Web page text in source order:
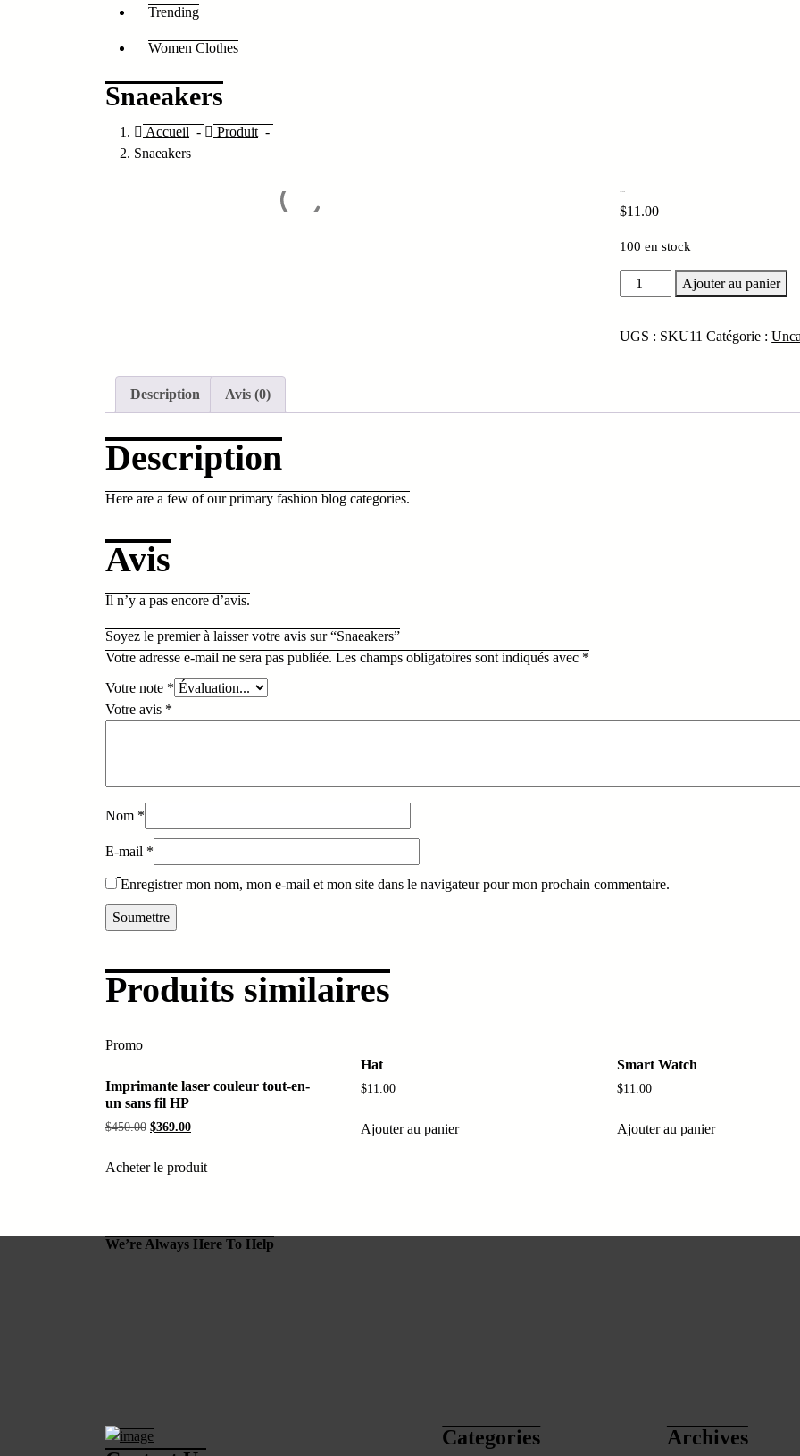
Trending
Women Clothes
Snaeakers
Accueil - Produit -
Snaeakers
$11.00
100 en stock
quantité
de
Ajouter au panier
UGS : SKU11 Catégorie :
Description Avis (0)
Description
Here are a few of our primary fashion blog categories.
Avis
Il n’y a pas encore d’avis.
Soyez le premier à laisser votre avis sur “Snaeakers”
Votre adresse e-mail ne sera pas publiée. Les champs obligatoires sont indiqués avec *
Votre note *
Votre avis *
Nom *
E-mail *
Enregistrer mon nom, mon e-mail et mon site dans le navigateur pour mon prochain commentaire.
Produits similaires
Promo
Imprimante laser couleur tout-en-
un sans fil HP
$450.00 Le
initial
$369.00Le
actuel
Acheter le produit
Hat
$11.00
Ajouter au panier
Smart Watch
$11.00
Ajouter au panier
We’re Always Here To Help
Categories Archives